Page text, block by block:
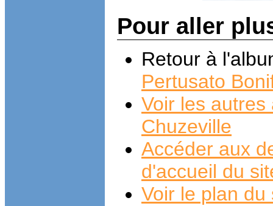
Pour aller
Retour à
Pertusato
Voir les
Chuzeville
Accéder aux
d'accueil du
Voir le plan du